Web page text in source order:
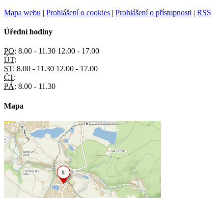
Mapa webu | Prohlášení o cookies | Prohlášení o přístupnosti | RSS
Úřední hodiny
PO: 8.00 - 11.30 12.00 - 17.00
ÚT:
ST: 8.00 - 11.30 12.00 - 17.00
ČT:
PÁ: 8.00 - 11.30
Mapa